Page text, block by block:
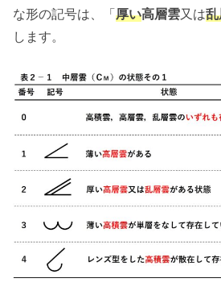
な形の記号は、「厚い高層雲又は
します。